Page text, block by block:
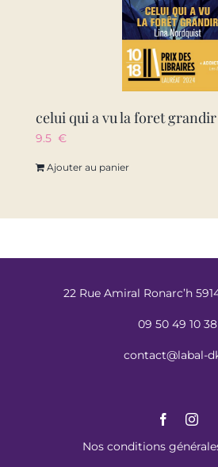
celui qui a vu la foret grandir
9.5 €
Ajouter au panier
22 Rue Amiral Ronarc’h
09 50 49 10 38
contact@labal-
Nos conditions